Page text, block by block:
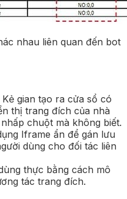
nhau liên quan đến bot
Kẻ gian tạo ra cửa sổ có
thị trang đích của nhà
chuột mà không biết.
Iframe ẩn để gán lưu
dùng cho đối tác liên
thực bằng cách mô
tác trang đích.